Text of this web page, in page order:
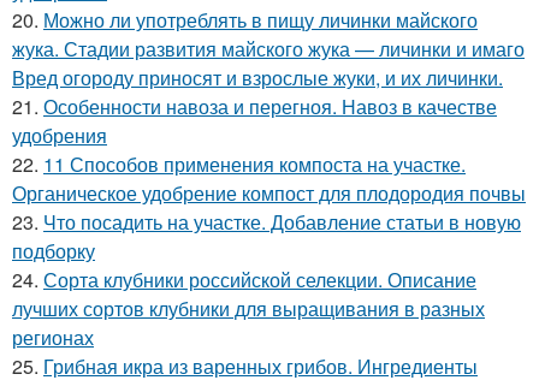
20. Можно ли употреблять в пищу личинки майского
жука. Стадии развития майского жука — личинки и имаго
Вред огороду приносят и взрослые жуки, и их личинки.
21. Особенности навоза и перегноя. Навоз в качестве
удобрения
22. 11 Способов применения компоста на участке.
Органическое удобрение компост для плодородия почвы
23. Что посадить на участке. Добавление статьи в новую
подборку
24. Сорта клубники российской селекции. Описание
лучших сортов клубники для выращивания в разных
регионах
25. Грибная икра из варенных грибов. Ингредиенты